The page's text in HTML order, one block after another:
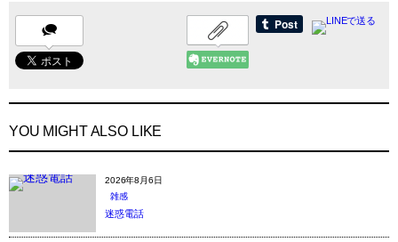
YOU MIGHT ALSO LIKE
2026年8月6日
雑感
迷惑電話